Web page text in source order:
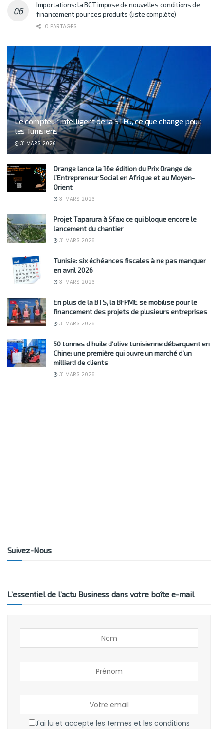
Importations: la BCT impose de nouvelles conditions de
financement pour ces produits (liste complète)
0 PARTAGES
Le compteur intelligent de la STEG, ce que change pour
les Tunisiens
31 MARS 2026
Orange lance la 16e édition du Prix Orange de
l’Entrepreneur Social en Afrique et au Moyen-
Orient
31 MARS 2026
Projet Taparura à Sfax: ce qui bloque encore le
lancement du chantier
31 MARS 2026
Tunisie: six échéances fiscales à ne pas manquer
en avril 2026
31 MARS 2026
En plus de la BTS, la BFPME se mobilise pour le
financement des projets de plusieurs entreprises
31 MARS 2026
50 tonnes d’huile d’olive tunisienne débarquent en
Chine: une première qui ouvre un marché d’un
milliard de clients
31 MARS 2026
Suivez-Nous
L’essentiel de l’actu Business dans votre boîte e-mail
J'ai lu et accepte les termes et les conditions